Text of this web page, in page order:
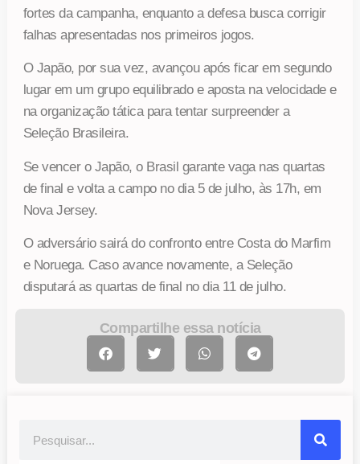
fortes da campanha, enquanto a defesa busca corrigir
falhas apresentadas nos primeiros jogos.
O Japão, por sua vez, avançou após ficar em segundo
lugar em um grupo equilibrado e aposta na velocidade e
na organização tática para tentar surpreender a
Seleção Brasileira.
Se vencer o Japão, o Brasil garante vaga nas quartas
de final e volta a campo no dia 5 de julho, às 17h, em
Nova Jersey.
O adversário sairá do confronto entre Costa do Marfim
e Noruega. Caso avance novamente, a Seleção
disputará as quartas de final no dia 11 de julho.
Compartilhe essa notícia